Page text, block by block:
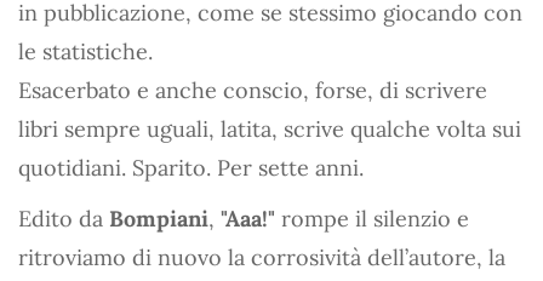
in pubblicazione, come se stessimo giocando con
le statistiche.
Esacerbato e anche conscio, forse, di scrivere
libri sempre uguali, latita, scrive qualche volta sui
quotidiani. Sparito. Per sette anni.
Edito da Bompiani, "Aaa!" rompe il silenzio e
ritroviamo di nuovo la corrosività dell’autore, la